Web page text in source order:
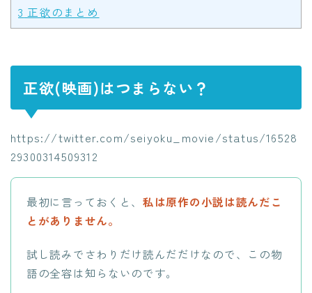
3 正欲のまとめ
正欲(映画)はつまらない？
https://twitter.com/seiyoku_movie/status/16528
29300314509312
最初に言っておくと、 私は原作の小説は読んだこ
とがありません。
試し読みでさわりだけ読んだだけなので、この物
語の全容は知らないのです。